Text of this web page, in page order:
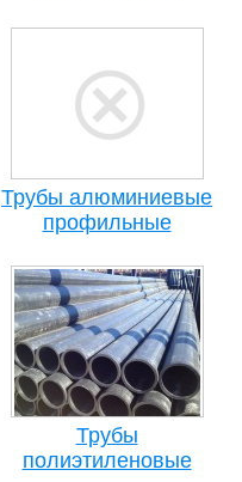
Трубы алюминиевые
профильные
Трубы
полиэтиленовые